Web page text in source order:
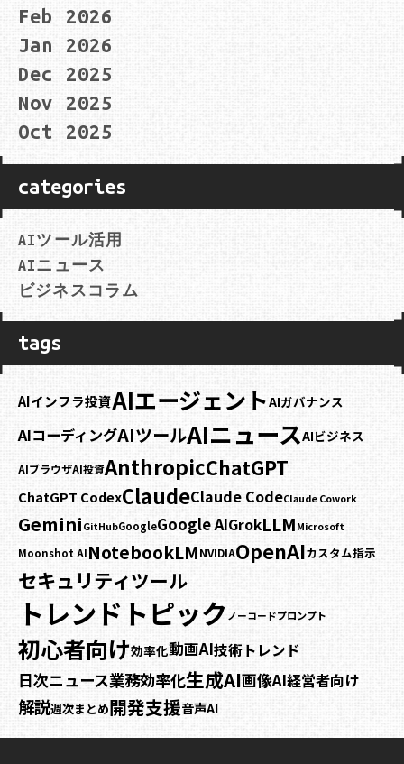
Feb 2026
Jan 2026
Dec 2025
Nov 2025
Oct 2025
categories
AIツール活用
AIニュース
ビジネスコラム
tags
AIインフラ投資AIエージェントAIガバナンス
AIコーディングAIツールAIニュースAIビジネス
AIブラウザAI投資AnthropicChatGPT
ChatGPT CodexClaudeClaude CodeClaude Cowork
Gemini GitHubGoogleGoogle AIGrokLLM Microsoft
Moonshot AINotebookLMNVIDIAOpenAIカスタム指示
セキュリティツール
トレンドトピック ノーコードプロンプト
初心者向け効率化動画AI技術トレンド
日次ニュース業務効率化生成AI画像AI経営者向け
解説週次まとめ開発支援音声AI